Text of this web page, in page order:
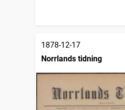
1878-12-17
Norrlands tidning